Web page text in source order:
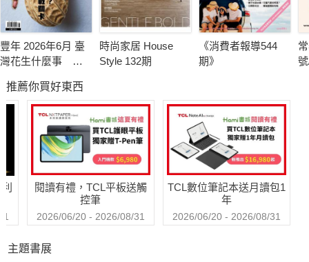
豐年 2026年6月 臺
灣花生什麼事 轉
時尚家居 House
Style 132期
《消費者報導544
期》
推薦你買好東西
閱讀有禮，TCL平板送觸
控筆
2026/06/20 - 2026/08/31
TCL數位筆記本送月讀包1
年
2026/06/20 - 2026/08/31
主題書展